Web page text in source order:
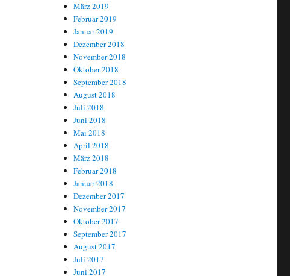
März 2019
Februar 2019
Januar 2019
Dezember 2018
November 2018
Oktober 2018
September 2018
August 2018
Juli 2018
Juni 2018
Mai 2018
April 2018
März 2018
Februar 2018
Januar 2018
Dezember 2017
November 2017
Oktober 2017
September 2017
August 2017
Juli 2017
Juni 2017